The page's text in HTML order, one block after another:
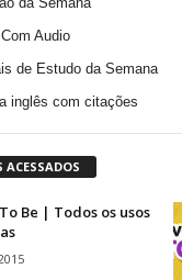
Audio
de Estudo da Semana
inglês com citações
ACESSADOS
Be | Todos os usos